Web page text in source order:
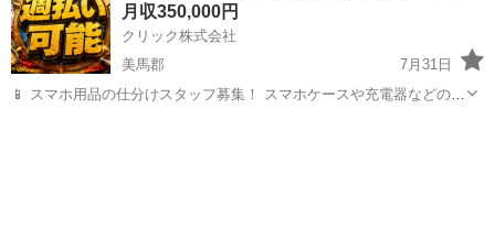
中） https://lin.ee/...月収350,000円
クリック株式会社
美馬郡
7月31日
📱 スマホ用品の仕分けスタッフ募集！ スマホケースや充電器などの仕